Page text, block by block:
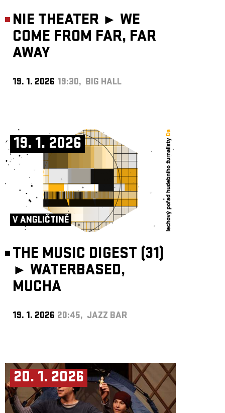
NIE THEATER ► WE
COME FROM FAR, FAR
AWAY
19. 1. 2026 19:30, BIG HALL
19. 1. 2026
V ANGLIČTINĚ
THE MUSIC DIGEST (31)
► WATERBASED,
MUCHA
19. 1. 2026 20:45, JAZZ BAR
20. 1. 2026